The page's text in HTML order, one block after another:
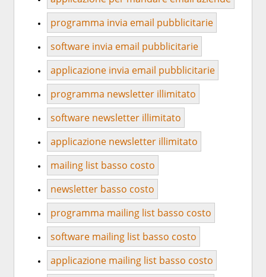
programma invia email pubblicitarie
software invia email pubblicitarie
applicazione invia email pubblicitarie
programma newsletter illimitato
software newsletter illimitato
applicazione newsletter illimitato
mailing list basso costo
newsletter basso costo
programma mailing list basso costo
software mailing list basso costo
applicazione mailing list basso costo